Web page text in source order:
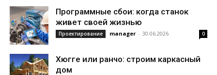
Программные сбои: когда станок
живет своей жизнью
Проектирование manager - 30.06.2026 0
Хюгге или ранчо: строим каркасный
дом